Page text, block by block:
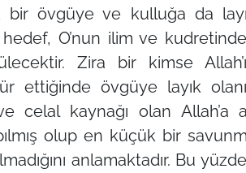
bir övgüye ve kulluğa da
hedef, O’nun ilim ve
Zira bir kimse
ettiğinde övgüye layık
celal kaynağı olan Allah’a
olup en küçük bir
anlamaktadır. Bu